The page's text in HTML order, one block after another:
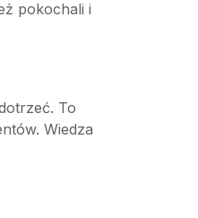
pokochali i
To
Wiedza